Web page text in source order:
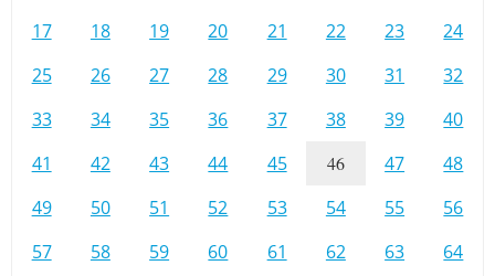
17
18 19 20 21 22 23
24
25
26 27 28 29 30 31
32
33
34 35 36 37 38 39
40
41
42 43 44 45 46 47
48
49
50 51 52 53 54 55
56
57
58 59 60 61 62 63
64